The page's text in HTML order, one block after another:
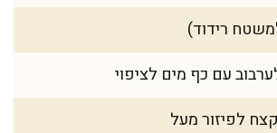
עם כף מים לציפוי
לפיזור מעל